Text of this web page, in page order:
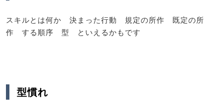
スキルとは何か 決まった行動 規定の所作 既定の所
作 する順序 型 といえるかもです
型慣れ